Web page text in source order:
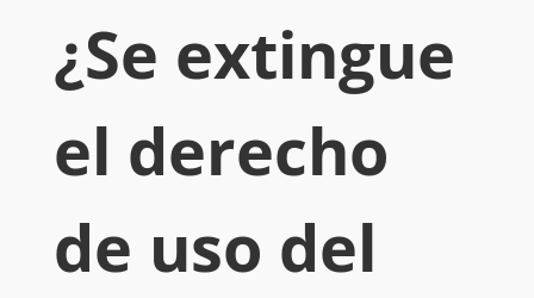
¿Se extingue
el derecho
de uso del